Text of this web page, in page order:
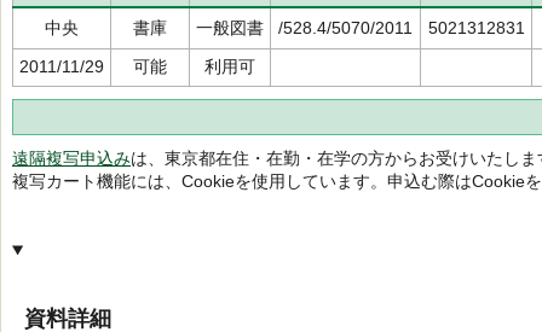
中央
書庫 一般図書 /528.4/5070/2011
5021312831
2011/11/29
可能 利用可
遠隔複写申込みは、東京都在住・在勤・在学の方からお受けいたしま
複写カート機能には、Cookieを使用しています。申込む際はCookie
資料詳細